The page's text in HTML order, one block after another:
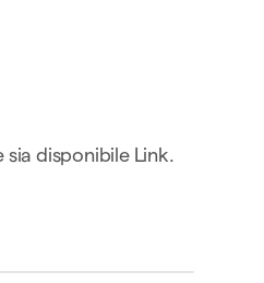
disponibile Link.